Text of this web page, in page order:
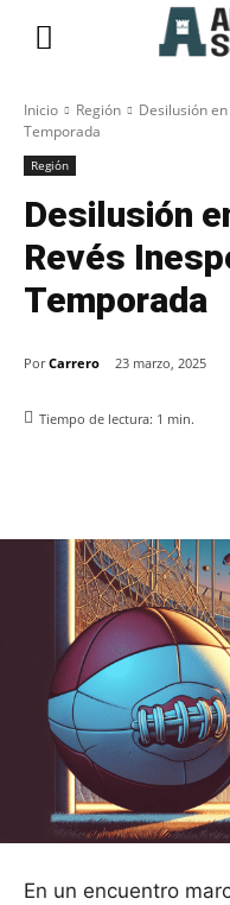
Inicio Región
Desilusión
Temporada
Región
Desilusión
Revés
Temporada
Por Carrero 23 marzo, 2025
Tiempo de lectura: 1 min.
En un encuentro